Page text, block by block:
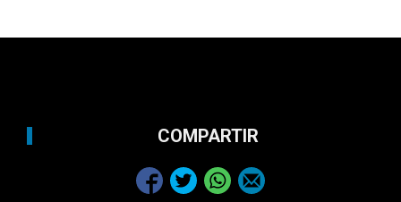
COMPARTIR